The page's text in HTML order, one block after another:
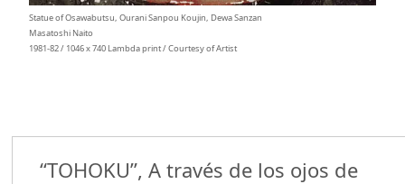
Statue of Osawabutsu, Ourani Sanpou Koujin, Dewa Sanzan
Masatoshi Naito
1981-82 / 1046 x 740 Lambda print / Courtesy of Artist
“TOHOKU”, A través de los ojos de